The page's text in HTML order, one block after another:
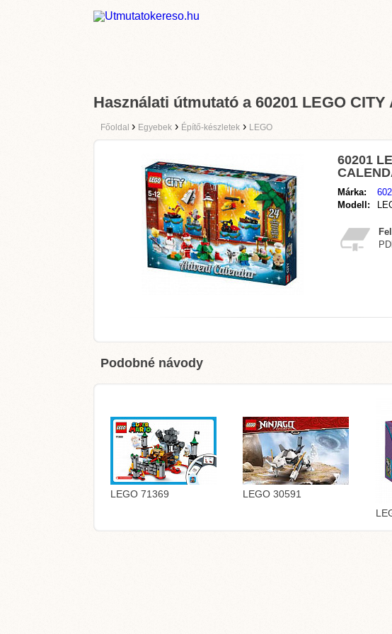
Használati útmutató a 60201 LEGO
Főoldal › Egyebek › Építő-készletek › LEGO
60201
Márka:
Modell:
Podobné návody
LEGO 71369
LEGO 30591